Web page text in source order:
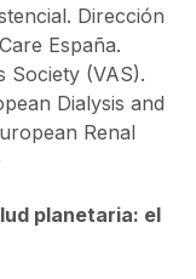
Dirección
España.
Society (VAS).
Dialysis and
Renal
planetaria: el